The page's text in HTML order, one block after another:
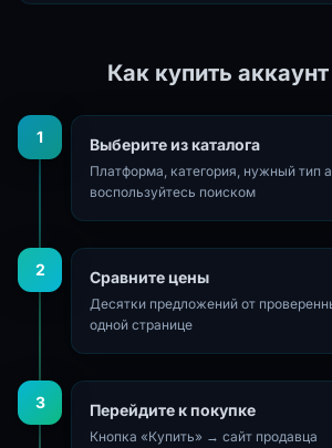
Как купить
1 Выберите из каталога
Платформа, категория, нужный тип
воспользуйтесь поиском
2 Сравните цены
Десятки предложений от
одной странице
3 Перейдите к покупке
Кнопка «Купить» → сайт продавца